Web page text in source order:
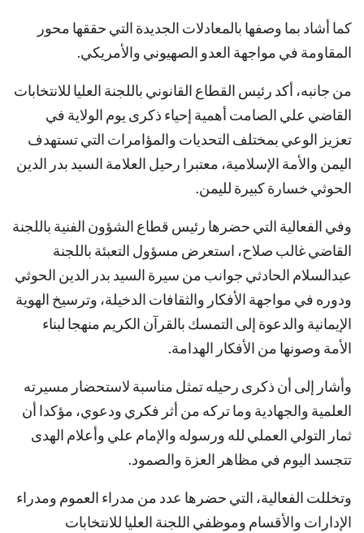
كما أشاد بما وصفها بالمعادلات الجديدة التي حققها محور
المقاومة في مواجهة العدو الصهيوني والأمريكي.
من جانبه، أكد رئيس القطاع القانوني باللجنة العليا للانتخابات
القاضي علي الصامت أهمية إحياء ذكرى يوم الولاية في
تعزيز الوعي بمختلف التحديات والمؤامرات التي تستهدف
اليمن والأمة الإسلامية، معتبرا رحيل العلامة السيد بدر الدين
الحوثي خسارة كبيرة لليمن.
وفي الفعالية التي حضرها رئيس قطاع الشؤون الفنية باللجنة
القاضي غالب صلاح، استعرض مسؤول التعبئة باللجنة
عبدالسلام الحادثي جوانب من سيرة السيد بدر الدين الحوثي
ودوره في مواجهة الأفكار والثقافات الدخيلة، وترسيخ الهوية
الإيمانية والدعوة إلى التمسك بالقرآن الكريم منهجا لبناء
الأمة وصونها من الأفكار الهدامة.
وأشار إلى أن ذكرى رحيله تمثل مناسبة لاستحضار مسيرته
العلمية والجهادية وما تركه من أثر فكري ودعوي، مؤكدا أن
ثمار التولي العملي لله ورسوله والإمام علي وأعلام الهدى
تتجسد اليوم في مظاهر العزة والصمود.
وتخللت الفعالية، التي حضرها عدد من مدراء العموم ومدراء
الإدارات والأقسام وموظفي اللجنة العليا للانتخابات